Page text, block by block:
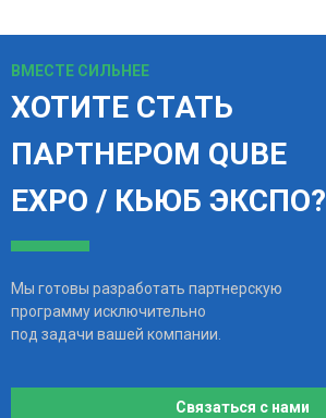
ВМЕСТЕ СИЛЬНЕЕ
ХОТИТЕ СТАТЬ
ПАРТНЕРОМ QUBE
EXPO / КЬЮБ ЭКСПО?
Связаться с нами
Мы готовы разработать партнерскую
программу исключительно
под задачи вашей компании.